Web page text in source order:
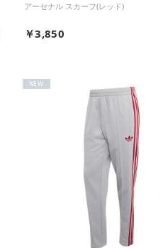
アーセナル スカーフ(レッド)
￥3,850
NEW